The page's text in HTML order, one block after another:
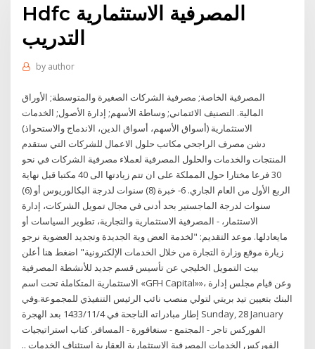
Hdfc المصرفية الاستثمارية
التدريب
by author
المصرفية الخاصة; مصرفية الشركات الصغيرة والمتوسطة; الأوراق
المالية. التصنيف الائتماني; وساطة الأسهم; إدارة الأصول; الخدمات
الاستثمارية (أسواق الأسهم، أسواق الدين، الاندماج والاستحواذ)
دشن مصرف الراجحي مكاتب حلول الاعمال للشركات التي ستقدم
المنتجات والخدمات والحلول المصرفية لعملاء مصرفية الشركات في نحو
30 فرعا مختارا حول المملكة على ان تتم زيادتها الى 40 مكتبا قبل نهاية
الربع الأول من العام الجاري. 6- خبرة (8) سنوات لدرجة البكالوريوس أو (6)
سنوات لدرجة الماجستير بحد أدنى في مجال تمويل الشركات، إدارة
الاستثمار، - المصرفية الاستثمارية والتجارية، تطوير السياسات أو
مايعادلها. موعد التقديم: "لخدمة العض وية الجديدة وتجديد العضوية نرجو
زيارة موقع وزارة التجارة من خلال الخدمات الإلكترونية" اضغط هنا أعلن
بيت التمويل الخليجي عن تأسيس قسم جديد للأنشطة المصرفية
الاستثمارية المتكاملة تحت اسم «GFH Capital»»، وعن قيام مجلس إدارة
البنك بتعيين تيد بريتي لتولي منصب نائب الرئيس التنفيذي للمجموعة.وفي
إطار مبادراته الناجحة في 4‏‏/11‏‏/1433 بعد الهجرة Sunday, 28 January
الفوركس تاجر - المجتمع - سنغافورة - المسافر. كتاب استراتيجيات
الفوركس الخدمات المصرفية الاستثمارية العقارية استئناف الخدمات ..